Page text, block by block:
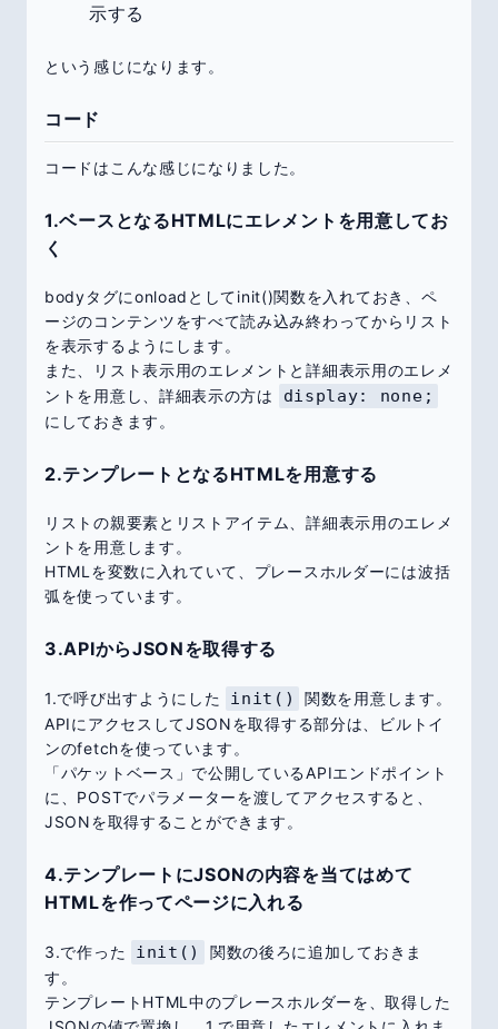
示する
という感じになります。
コード
コードはこんな感じになりました。
1.ベースとなるHTMLにエレメントを用意してお
く
bodyタグにonloadとしてinit()関数を入れておき、ペ
ージのコンテンツをすべて読み込み終わってからリスト
を表示するようにします。
また、リスト表示用のエレメントと詳細表示用のエレメ
ントを用意し、詳細表示の方は
display: none;
にしておきます。
2.テンプレートとなるHTMLを用意する
リストの親要素とリストアイテム、詳細表示用のエレメ
ントを用意します。
HTMLを変数に入れていて、プレースホルダーには波括
弧を使っています。
3.APIからJSONを取得する
1.で呼び出すようにした init()
関数を用意します。
APIにアクセスしてJSONを取得する部分は、ビルトイ
ンのfetchを使っています。
「パケットベース」で公開しているAPIエンドポイント
に、POSTでパラメーターを渡してアクセスすると、
JSONを取得することができます。
4.テンプレートにJSONの内容を当てはめて
HTMLを作ってページに入れる
3.で作った init()
関数の後ろに追加しておきま
す。
テンプレートHTML中のプレースホルダーを、取得した